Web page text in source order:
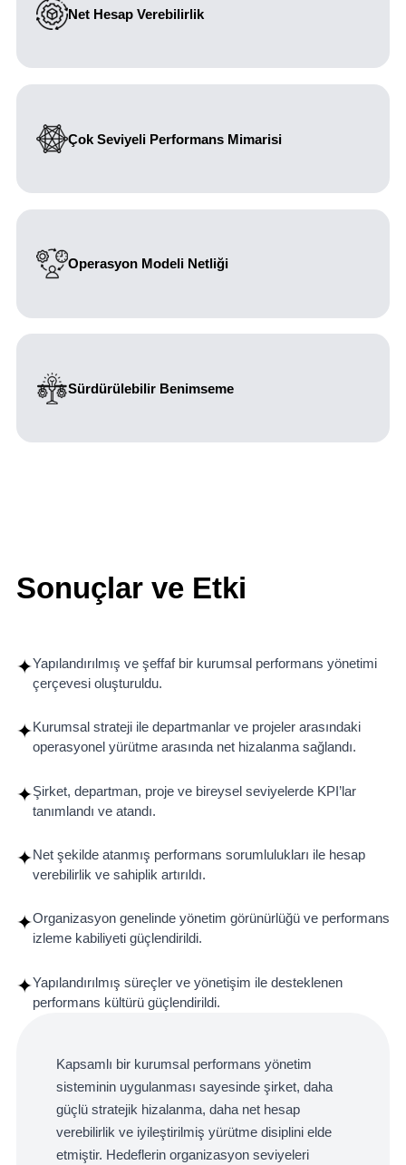
Net Hesap Verebilirlik
Çok Seviyeli Performans Mimarisi
Operasyon Modeli Netliği
Sürdürülebilir Benimseme
Sonuçlar ve Etki
✦Yapılandırılmış ve şeffaf bir kurumsal performans yönetimi
çerçevesi oluşturuldu.
✦Kurumsal strateji ile departmanlar ve projeler arasındaki
operasyonel yürütme arasında net hizalanma sağlandı.
✦Şirket, departman, proje ve bireysel seviyelerde KPI’lar
tanımlandı ve atandı.
✦Net şekilde atanmış performans sorumlulukları ile hesap
verebilirlik ve sahiplik artırıldı.
✦Organizasyon genelinde yönetim görünürlüğü ve performans
izleme kabiliyeti güçlendirildi.
✦Yapılandırılmış süreçler ve yönetişim ile desteklenen
performans kültürü güçlendirildi.
Kapsamlı bir kurumsal performans yönetim
sisteminin uygulanması sayesinde şirket, daha
güçlü stratejik hizalanma, daha net hesap
verebilirlik ve iyileştirilmiş yürütme disiplini elde
etmiştir. Hedeflerin organizasyon seviyeleri